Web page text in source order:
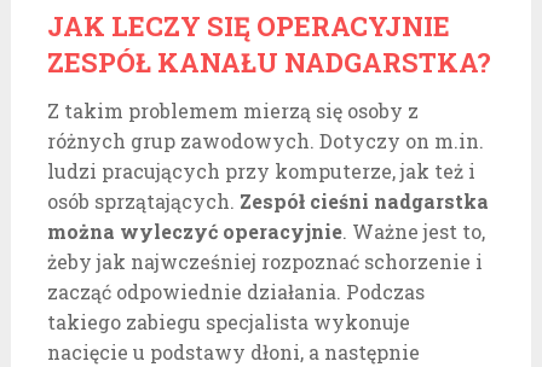
JAK LECZY SIĘ OPERACYJNIE
ZESPÓŁ KANAŁU NADGARSTKA?
Z takim problemem mierzą się osoby z
różnych grup zawodowych. Dotyczy on m.in.
ludzi pracujących przy komputerze, jak też i
osób sprzątających. Zespół cieśni nadgarstka
można wyleczyć operacyjnie. Ważne jest to,
żeby jak najwcześniej rozpoznać schorzenie i
zacząć odpowiednie działania. Podczas
takiego zabiegu specjalista wykonuje
nacięcie u podstawy dłoni, a następnie